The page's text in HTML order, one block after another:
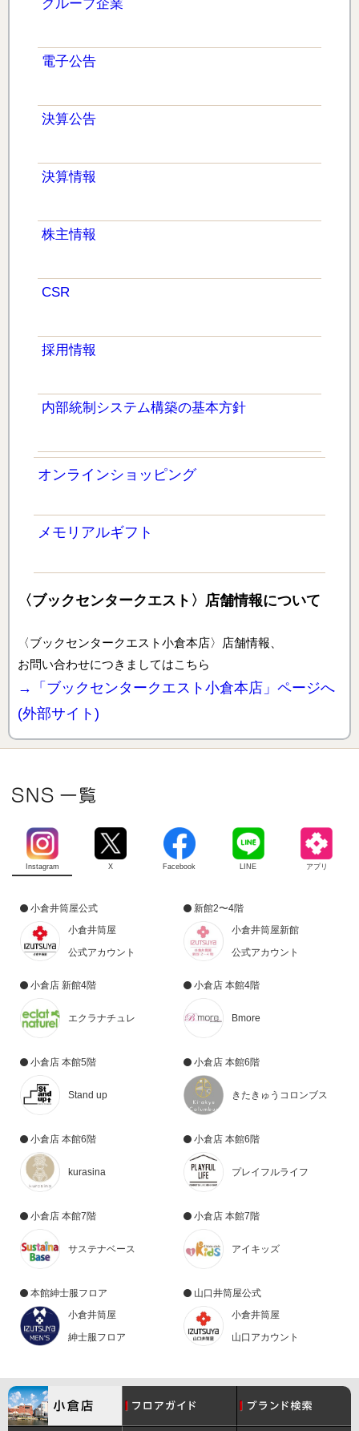
グループ企業
電子公告
決算公告
決算情報
株主情報
CSR
採用情報
内部統制システム構築の基本方針
オンラインショッピング
メモリアルギフト
〈ブックセンタークエスト〉店舗情報について
〈ブックセンタークエスト小倉本店〉店舗情報、
お問い合わせにつきましてはこちら
→「ブックセンタークエスト小倉本店」ページへ
(外部サイト)
Instagram X Facebook LINE アプリ
小倉井筒屋公式
小倉井筒屋
公式アカウント
新館2〜4階
小倉井筒屋新館
公式アカウント
小倉店 新館4階
エクラナチュレ
小倉店 本館4階
Bmore
小倉店 本館5階
Stand up
小倉店 本館6階
きたきゅうコロンブス
小倉店 本館6階
kurasina
小倉店 本館6階
プレイフルライフ
小倉店 本館7階
サステナベース
小倉店 本館7階
アイキッズ
本館紳士服フロア
小倉井筒屋
紳士服フロア
山口井筒屋公式
小倉井筒屋
山口アカウント